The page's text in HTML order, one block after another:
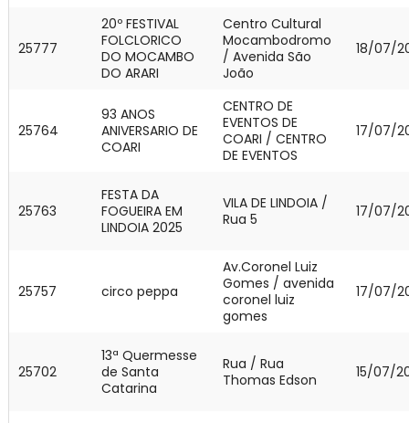
25777
20º FESTIVAL
FOLCLORICO
DO MOCAMBO
DO ARARI
Centro Cultural
Mocambodromo
/ Avenida São
João
18/07/
25764
93 ANOS
ANIVERSARIO DE
COARI
CENTRO DE
EVENTOS DE
COARI / CENTRO
DE EVENTOS
17/07/
25763
FESTA DA
FOGUEIRA EM
LINDOIA 2025
VILA DE LINDOIA /
Rua 5
17/07/
25757 circo peppa
Av.Coronel Luiz
Gomes / avenida
coronel luiz
gomes
17/07/
25702
13ª Quermesse
de Santa
Catarina
Rua / Rua
Thomas Edson
15/07/